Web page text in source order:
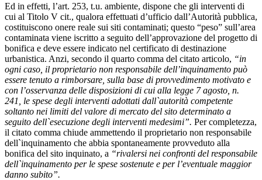
Ed in effetti, l’art. 253, t.u. ambiente, dispone che gli interventi di
cui al Titolo V cit., qualora effettuati d’ufficio dall’Autorità pubblica,
costituiscono onere reale sui siti contaminati; questo “peso” sull’area
contaminata viene iscritto a seguito dell’approvazione del progetto di
bonifica e deve essere indicato nel certificato di destinazione
urbanistica. Anzi, secondo il quarto comma del citato articolo, “in
ogni caso, il proprietario non responsabile dell’inquinamento può
essere tenuto a rimborsare, sulla base di provvedimento motivato e
con l’osservanza delle disposizioni di cui alla legge 7 agosto, n.
241, le spese degli interventi adottati dall`autorità competente
soltanto nei limiti del valore di mercato del sito determinato a
seguito dell`esecuzione degli interventi medesimi”. Per completezza,
il citato comma chiude ammettendo il proprietario non responsabile
dell`inquinamento che abbia spontaneamente provveduto alla
bonifica del sito inquinato, a “rivalersi nei confronti del responsabile
dell`inquinamento per le spese sostenute e per l’eventuale maggior
danno subito”.